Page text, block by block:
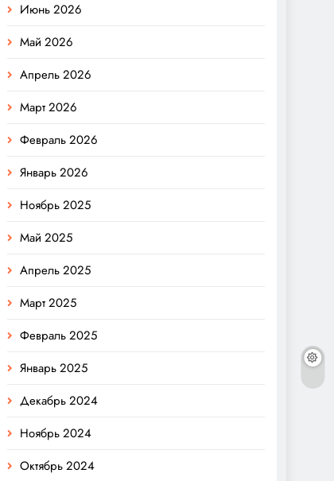
Июнь 2026
Май 2026
Апрель 2026
Март 2026
Февраль 2026
Январь 2026
Ноябрь 2025
Май 2025
Апрель 2025
Март 2025
Февраль 2025
Январь 2025
Декабрь 2024
Ноябрь 2024
Октябрь 2024